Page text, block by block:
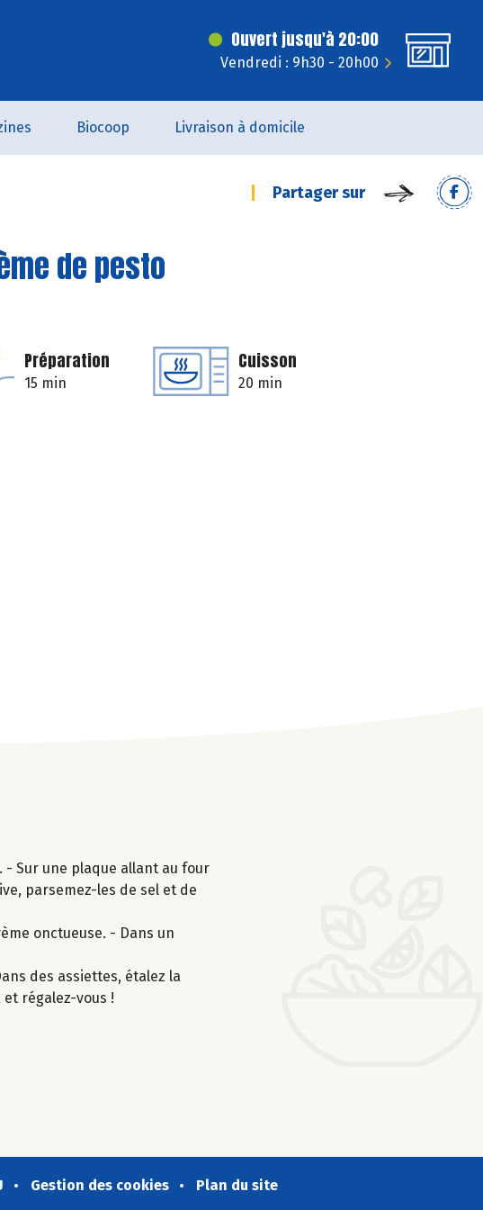
Ouvert jusqu'à 20:00
Vendredi : 9h30 - 20h00
Biocoop Livraison à domicile
Partager sur
de pesto
Préparation
15 min
Cuisson
20 min
- Sur une plaque allant au four
parsemez-les de sel et de
onctueuse. - Dans un
des assiettes, étalez la
régalez-vous !
Gestion des cookies Plan du site